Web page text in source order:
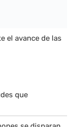
el avance de las
que